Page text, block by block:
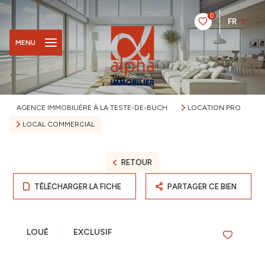
0
FR
MENU
AGENCE IMMOBILIÈRE À LA TESTE-DE-BUCH
LOCATION PRO
LOCAL COMMERCIAL
RETOUR
TÉLÉCHARGER LA FICHE PARTAGER CE BIEN
LOUÉ EXCLUSIF